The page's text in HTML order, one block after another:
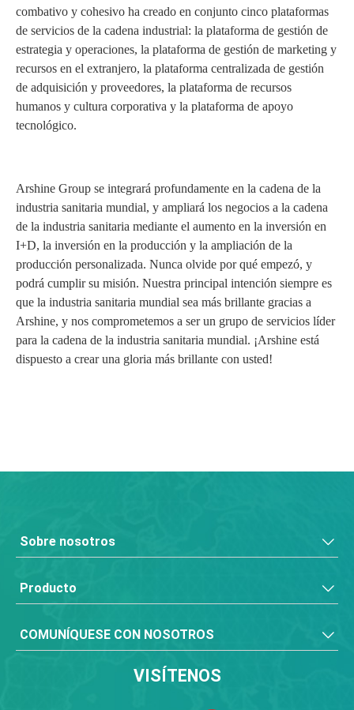
combativo y cohesivo ha creado en conjunto cinco plataformas
de servicios de la cadena industrial: la plataforma de gestión de
estrategia y operaciones, la plataforma de gestión de marketing y
recursos en el extranjero, la plataforma centralizada de gestión
de adquisición y proveedores, la plataforma de recursos
humanos y cultura corporativa y la plataforma de apoyo
tecnológico.
Arshine Group se integrará profundamente en la cadena de la
industria sanitaria mundial, y ampliará los negocios a la cadena
de la industria sanitaria mediante el aumento en la inversión en
I+D, la inversión en la producción y la ampliación de la
producción personalizada. Nunca olvide por qué empezó, y
podrá cumplir su misión. Nuestra principal intención siempre es
que la industria sanitaria mundial sea más brillante gracias a
Arshine, y nos comprometemos a ser un grupo de servicios líder
para la cadena de la industria sanitaria mundial. ¡Arshine está
dispuesto a crear una gloria más brillante con usted!
Sobre nosotros
Producto
COMUNÍQUESE CON NOSOTROS
VISÍTENOS